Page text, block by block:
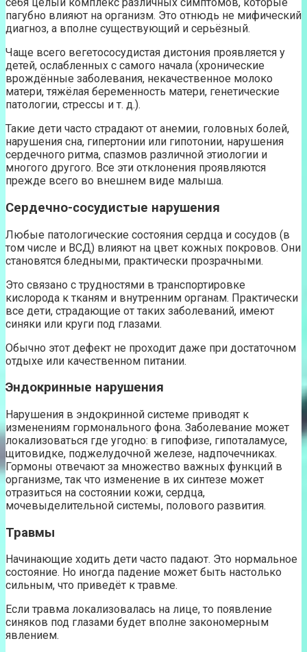
пагубно влияют на организм. Это отнюдь не мифический
диагноз, а вполне существующий и серьёзный.
Чаще всего вегетососудистая дистония проявляется у
детей, ослабленных с самого начала (хронические
врождённые заболевания, некачественное молоко
матери, тяжёлая беременность матери, генетические
патологии, стрессы и т. д.).
Такие дети часто страдают от анемии, головных болей,
нарушения сна, гипертонии или гипотонии, нарушения
сердечного ритма, спазмов различной этиологии и
многого другого. Все эти отклонения проявляются
прежде всего во внешнем виде малыша.
Сердечно-сосудистые нарушения
Любые патологические состояния сердца и сосудов (в
том числе и ВСД) влияют на цвет кожных покровов. Они
становятся бледными, практически прозрачными.
Это связано с трудностями в транспортировке
кислорода к тканям и внутренним органам. Практически
все дети, страдающие от таких заболеваний, имеют
синяки или круги под глазами.
Обычно этот дефект не проходит даже при достаточном
отдыхе или качественном питании.
Эндокринные нарушения
Нарушения в эндокринной системе приводят к
изменениям гормонального фона. Заболевание может
локализоваться где угодно: в гипофизе, гипоталамусе,
щитовидке, поджелудочной железе, надпочечниках.
Гормоны отвечают за множество важных функций в
организме, так что изменение в их синтезе может
отразиться на состоянии кожи, сердца,
мочевыделительной системы, полового развития.
Травмы
Начинающие ходить дети часто падают. Это нормальное
состояние. Но иногда падение может быть настолько
сильным, что приведёт к травме.
Если травма локализовалась на лице, то появление
синяков под глазами будет вполне закономерным
явлением.